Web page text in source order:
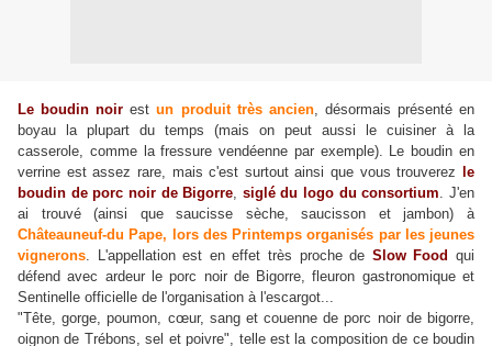
Le boudin noir estun produit très ancien, désormais présenté en
boyau la plupart du temps (mais on peut aussi le cuisiner à la
casserole, comme la fressure vendéenne par exemple). Le boudin en
verrine est assez rare, mais c'est surtout ainsi que vous trouverez
le
boudin de porc noir de Bigorre, siglé du logo du consortium. J'en
ai trouvé (ainsi que saucisse sèche, saucisson et jambon) à
Châteauneuf-du Pape, lors des Printemps organisés par les jeunes
vignerons. L'appellation est en effet très proche de Slow Food qui
défend avec ardeur le porc noir de Bigorre, fleuron gastronomique et
Sentinelle officielle de l'organisation à l'escargot...
"Tête, gorge, poumon, cœur, sang et couenne de porc noir de bigorre,
oignon de Trébons, sel et poivre", telle est la composition de ce boudin